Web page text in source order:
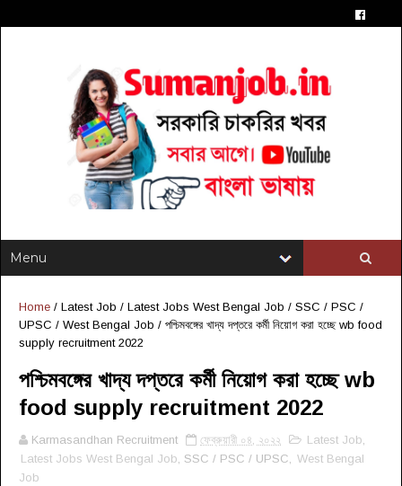
Home / Latest Job / Latest Jobs West Bengal Job / SSC / PSC /
UPSC / West Bengal Job / পশ্চিমবঙ্গের খাদ্য দপ্তরে কর্মী নিয়োগ করা হচ্ছে wb food
supply recruitment 2022
পশ্চিমবঙ্গের খাদ্য দপ্তরে কর্মী নিয়োগ করা হচ্ছে wb
food supply recruitment 2022
Karmasandhan Recruitment ফেব্রুয়ারী ০৪, ২০২২ Latest Job
Latest Jobs West Bengal Job , SSC / PSC / UPSC,
West Bengal
Job